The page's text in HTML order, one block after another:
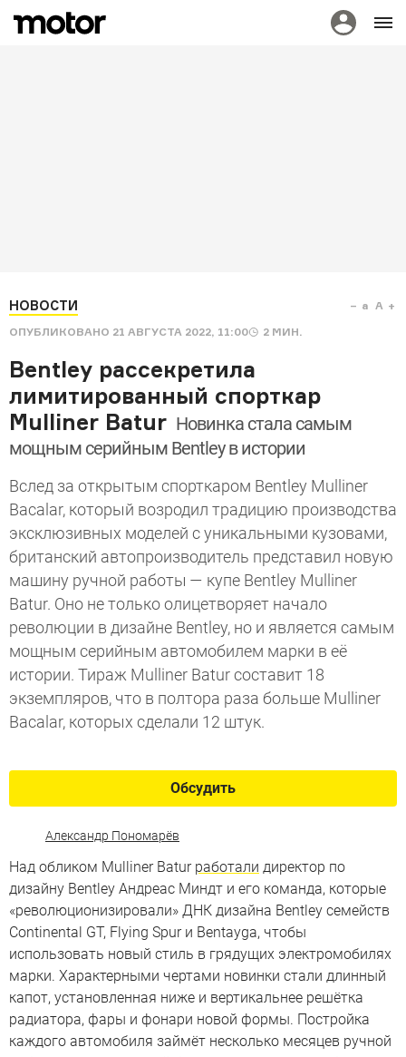
НОВОСТИ
ОПУБЛИКОВАНО 21 АВГУСТА 2022, 11:00 2 МИН.
a A
Bentley рассекретила
лимитированный спорткар
Mulliner Batur Новинка стала самым
мощным серийным Bentley в истории
Вслед за открытым спорткаром Bentley Mulliner
Bacalar, который возродил традицию производства
эксклюзивных моделей с уникальными кузовами,
британский автопроизводитель представил новую
машину ручной работы — купе Bentley Mulliner
Batur. Оно не только олицетворяет начало
революции в дизайне Bentley, но и является самым
мощным серийным автомобилем марки в её
истории. Тираж Mulliner Batur составит 18
экземпляров, что в полтора раза больше Mulliner
Bacalar, которых сделали 12 штук.
Обсудить
Александр Пономарёв
Над обликом Mulliner Batur работали директор по
дизайну Bentley Андреас Миндт и его команда, которые
«революционизировали» ДНК дизайна Bentley семейств
Continental GT, Flying Spur и Bentayga, чтобы
использовать новый стиль в грядущих электромобилях
марки. Характерными чертами новинки стали длинный
капот, установленная ниже и вертикальнее решётка
радиатора, фары и фонари новой формы. Постройка
каждого автомобиля займёт несколько месяцев ручной